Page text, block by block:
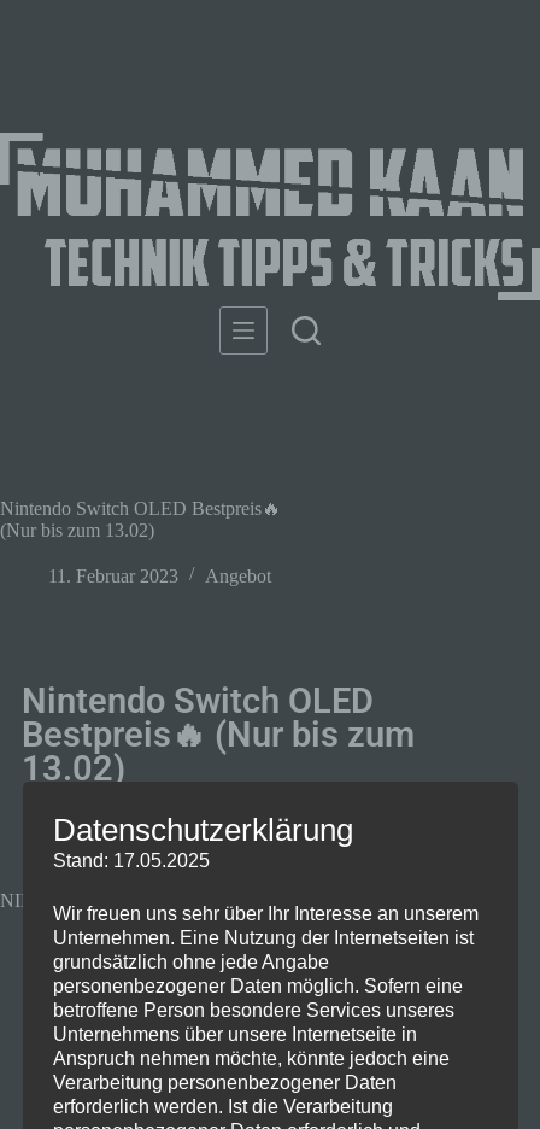
Nintendo Switch OLED Bestpreis🔥
(Nur bis zum 13.02)
11. Februar 2023 Angebot
Nintendo Switch OLED
Bestpreis🔥 (Nur bis zum
13.02)
NINTENDO Switch (OLED-Modell) Weiss
Datenschutzerklärung
Stand: 17.05.2025
Wir freuen uns sehr über Ihr Interesse an unserem
Unternehmen. Eine Nutzung der Internetseiten ist
grundsätzlich ohne jede Angabe
personenbezogener Daten möglich. Sofern eine
betroffene Person besondere Services unseres
Unternehmens über unsere Internetseite in
Anspruch nehmen möchte, könnte jedoch eine
Verarbeitung personenbezogener Daten
erforderlich werden. Ist die Verarbeitung